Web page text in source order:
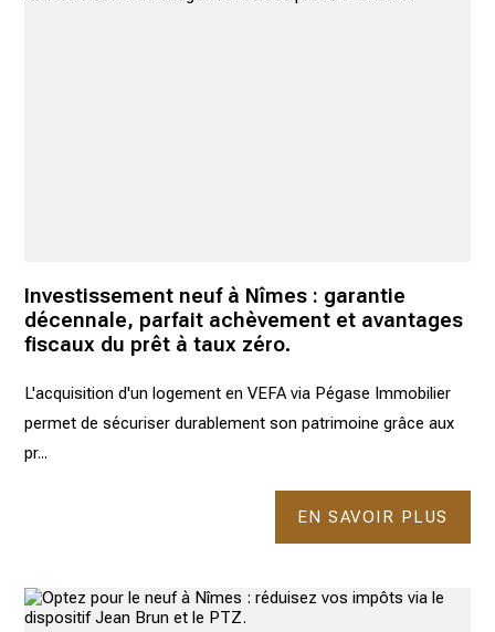
Investissement neuf à Nîmes : garantie
décennale, parfait achèvement et avantages
fiscaux du prêt à taux zéro.
L'acquisition d'un logement en VEFA via Pégase Immobilier
permet de sécuriser durablement son patrimoine grâce aux
pr...
EN SAVOIR PLUS